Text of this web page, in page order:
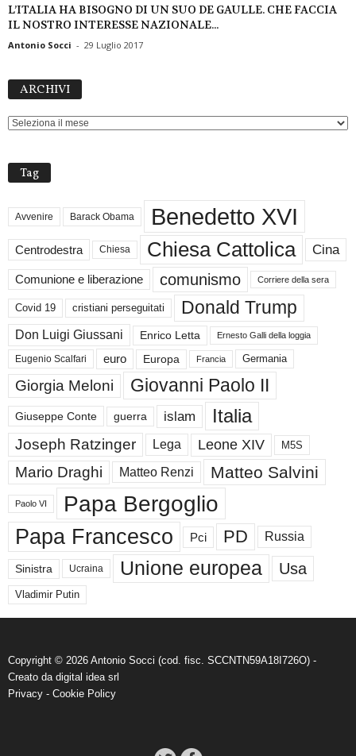
L’ITALIA HA BISOGNO DI UN SUO DE GAULLE. CHE FACCIA
IL NOSTRO INTERESSE NAZIONALE...
Antonio Socci - 29 Luglio 2017
ARCHIVI
Tag
Avvenire Barack Obama Benedetto XVI
Centrodestra Chiesa Chiesa Cattolica Cina
Comunione e liberazione comunismo Corriere della sera
Covid 19 cristiani perseguitati Donald Trump
Don Luigi Giussani Enrico Letta Ernesto Galli della loggia
Eugenio Scalfari euro Europa Francia Germania
Giorgia Meloni Giovanni Paolo II
Giuseppe Conte guerra islam Italia
Joseph Ratzinger Lega Leone XIV M5S
Mario Draghi Matteo Renzi Matteo Salvini
Paolo VI Papa Bergoglio
Papa Francesco Pci PD Russia
Sinistra Ucraina Unione europea Usa
Vladimir Putin
Copyright © 2026 Antonio Socci (cod. fisc. SCCNTN59A18I726O) -
Creato da digital idea srl
Privacy - Cookie Policy